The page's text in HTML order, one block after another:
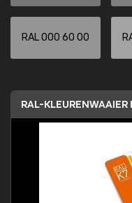
RAL 000 60 00
RAL-KLEURENWAAIER